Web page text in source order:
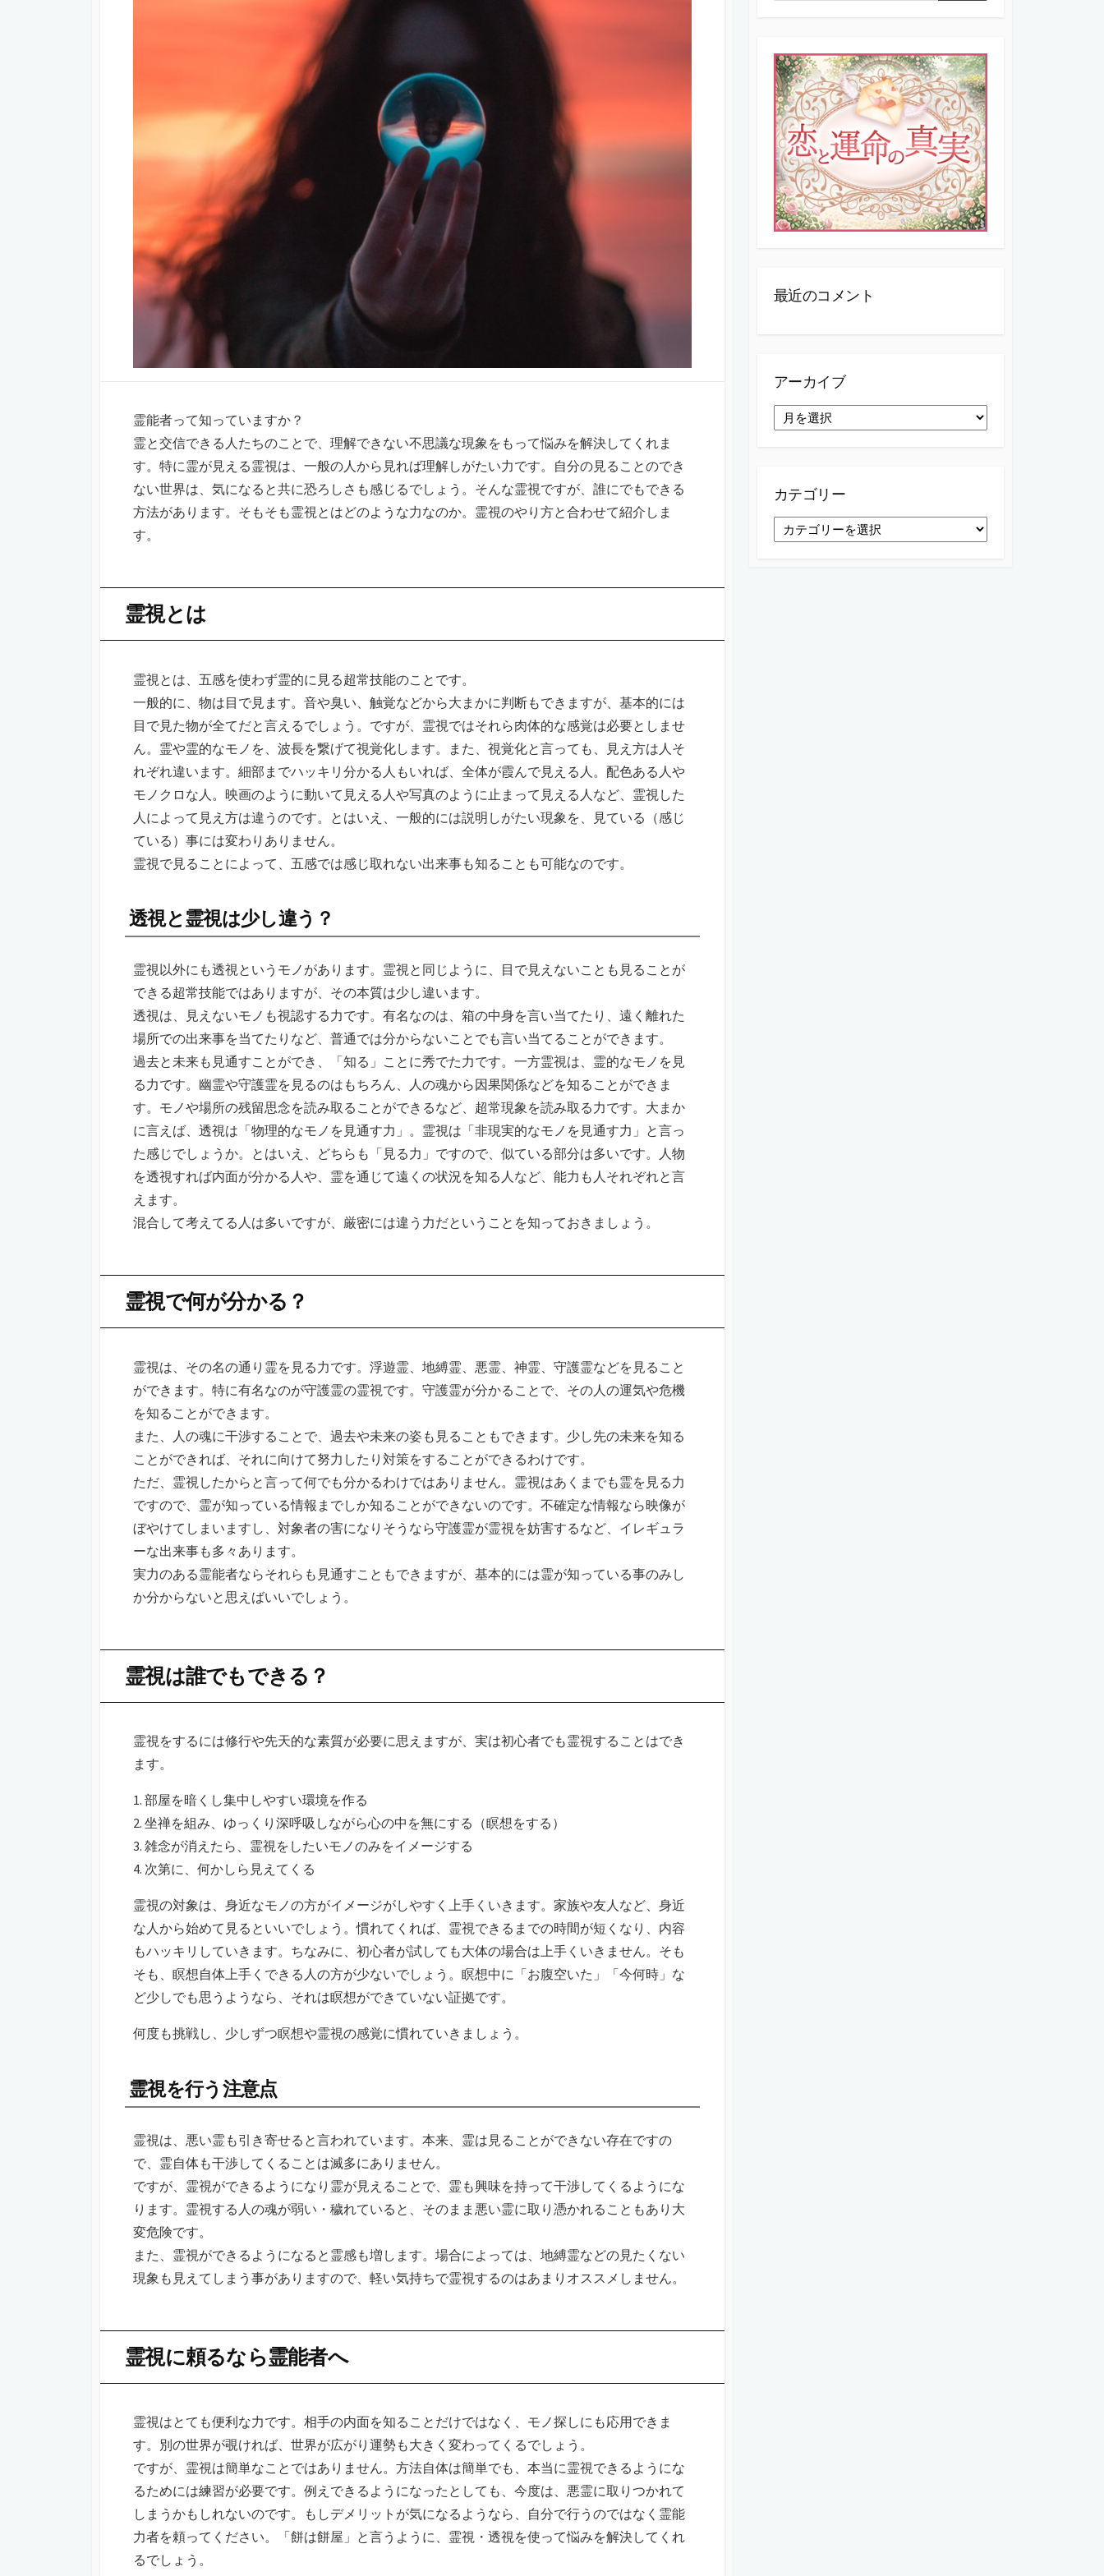
霊能者って知っていますか？
霊と交信できる人たちのことで、理解できない不思議な現象をもって悩みを解決してくれま
す。特に霊が見える霊視は、一般の人から見れば理解しがたい力です。自分の見ることのでき
ない世界は、気になると共に恐ろしさも感じるでしょう。そんな霊視ですが、誰にでもできる
方法があります。そもそも霊視とはどのような力なのか。霊視のやり方と合わせて紹介しま
す。
霊視とは
霊視とは、五感を使わず霊的に見る超常技能のことです。
一般的に、物は目で見ます。音や臭い、触覚などから大まかに判断もできますが、基本的には
目で見た物が全てだと言えるでしょう。ですが、霊視ではそれら肉体的な感覚は必要としませ
ん。霊や霊的なモノを、波長を繋げて視覚化します。また、視覚化と言っても、見え方は人そ
れぞれ違います。細部までハッキリ分かる人もいれば、全体が霞んで見える人。配色ある人や
モノクロな人。映画のように動いて見える人や写真のように止まって見える人など、霊視した
人によって見え方は違うのです。とはいえ、一般的には説明しがたい現象を、見ている（感じ
ている）事には変わりありません。
霊視で見ることによって、五感では感じ取れない出来事も知ることも可能なのです。
透視と霊視は少し違う？
霊視以外にも透視というモノがあります。霊視と同じように、目で見えないことも見ることが
できる超常技能ではありますが、その本質は少し違います。
透視は、見えないモノも視認する力です。有名なのは、箱の中身を言い当てたり、遠く離れた
場所での出来事を当てたりなど、普通では分からないことでも言い当てることができます。
過去と未来も見通すことができ、「知る」ことに秀でた力です。一方霊視は、霊的なモノを見
る力です。幽霊や守護霊を見るのはもちろん、人の魂から因果関係などを知ることができま
す。モノや場所の残留思念を読み取ることができるなど、超常現象を読み取る力です。大まか
に言えば、透視は「物理的なモノを見通す力」。霊視は「非現実的なモノを見通す力」と言っ
た感じでしょうか。とはいえ、どちらも「見る力」ですので、似ている部分は多いです。人物
を透視すれば内面が分かる人や、霊を通じて遠くの状況を知る人など、能力も人それぞれと言
えます。
混合して考えてる人は多いですが、厳密には違う力だということを知っておきましょう。
霊視で何が分かる？
霊視は、その名の通り霊を見る力です。浮遊霊、地縛霊、悪霊、神霊、守護霊などを見ること
ができます。特に有名なのが守護霊の霊視です。守護霊が分かることで、その人の運気や危機
を知ることができます。
また、人の魂に干渉することで、過去や未来の姿も見ることもできます。少し先の未来を知る
ことができれば、それに向けて努力したり対策をすることができるわけです。
ただ、霊視したからと言って何でも分かるわけではありません。霊視はあくまでも霊を見る力
ですので、霊が知っている情報までしか知ることができないのです。不確定な情報なら映像が
ぼやけてしまいますし、対象者の害になりそうなら守護霊が霊視を妨害するなど、イレギュラ
ーな出来事も多々あります。
実力のある霊能者ならそれらも見通すこともできますが、基本的には霊が知っている事のみし
か分からないと思えばいいでしょう。
霊視は誰でもできる？
霊視をするには修行や先天的な素質が必要に思えますが、実は初心者でも霊視することはでき
ます。
1. 部屋を暗くし集中しやすい環境を作る
2. 坐禅を組み、ゆっくり深呼吸しながら心の中を無にする（瞑想をする）
3. 雑念が消えたら、霊視をしたいモノのみをイメージする
4. 次第に、何かしら見えてくる
霊視の対象は、身近なモノの方がイメージがしやすく上手くいきます。家族や友人など、身近
な人から始めて見るといいでしょう。慣れてくれば、霊視できるまでの時間が短くなり、内容
もハッキリしていきます。ちなみに、初心者が試しても大体の場合は上手くいきません。そも
そも、瞑想自体上手くできる人の方が少ないでしょう。瞑想中に「お腹空いた」「今何時」な
ど少しでも思うようなら、それは瞑想ができていない証拠です。
何度も挑戦し、少しずつ瞑想や霊視の感覚に慣れていきましょう。
霊視を行う注意点
霊視は、悪い霊も引き寄せると言われています。本来、霊は見ることができない存在ですの
で、霊自体も干渉してくることは滅多にありません。
ですが、霊視ができるようになり霊が見えることで、霊も興味を持って干渉してくるようにな
ります。霊視する人の魂が弱い・穢れていると、そのまま悪い霊に取り憑かれることもあり大
変危険です。
また、霊視ができるようになると霊感も増します。場合によっては、地縛霊などの見たくない
現象も見えてしまう事がありますので、軽い気持ちで霊視するのはあまりオススメしません。
霊視に頼るなら霊能者へ
霊視はとても便利な力です。相手の内面を知ることだけではなく、モノ探しにも応用できま
す。別の世界が覗ければ、世界が広がり運勢も大きく変わってくるでしょう。
ですが、霊視は簡単なことではありません。方法自体は簡単でも、本当に霊視できるようにな
るためには練習が必要です。例えできるようになったとしても、今度は、悪霊に取りつかれて
しまうかもしれないのです。もしデメリットが気になるようなら、自分で行うのではなく霊能
力者を頼ってください。「餅は餅屋」と言うように、霊視・透視を使って悩みを解決してくれ
るでしょう。
最近のコメント
アーカイブ
ア
ー
カテゴリー
カ
テ